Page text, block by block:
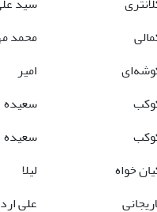
محمد
امیر
سعیده
سعیده
خواه
لیلا
علی